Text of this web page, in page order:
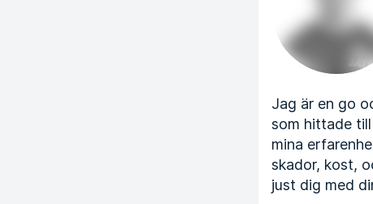
Jag är en go
som hittade
mina
skador, kost,
just dig med